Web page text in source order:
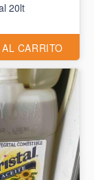
20lt
CARRITO